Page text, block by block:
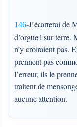
146-J’écarterai de
d’orgueil sur terre.
n’y croiraient pas.
prennent pas
l’erreur, ils le
traitent de
aucune attention.